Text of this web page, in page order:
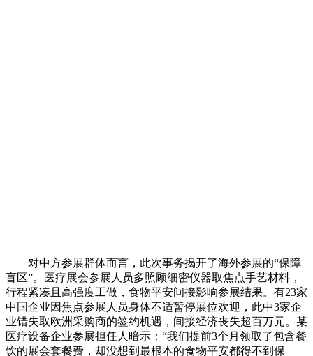
对中方参展群体而言，此次事务揭开了海外参展的“保障
盲区”。医疗展会参展人员多照顾细密仪器取焦点手艺材料，
行程紧凑且高强度工做，食物平安间接影响参展结果。有23家
中国企业因焦点参展人员身体不适暂停展位欢迎，此中3家企
业错失取欧洲采购商的签约机遇，间接经济丧失超百万元。某
医疗设备企业参展担任人暗示：“我们提前3个月领取了包含餐
饮的展会套餐费，却没想到最根本的食物平安都得不到保